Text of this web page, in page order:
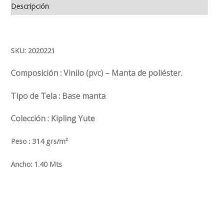
Descripción
SKU: 2020221
Composición : Vinilo (pvc) – Manta de poliéster.
Tipo de Tela : Base manta
Colección : Kipling Yute
Peso : 314 grs/m²
Ancho: 1.40 Mts